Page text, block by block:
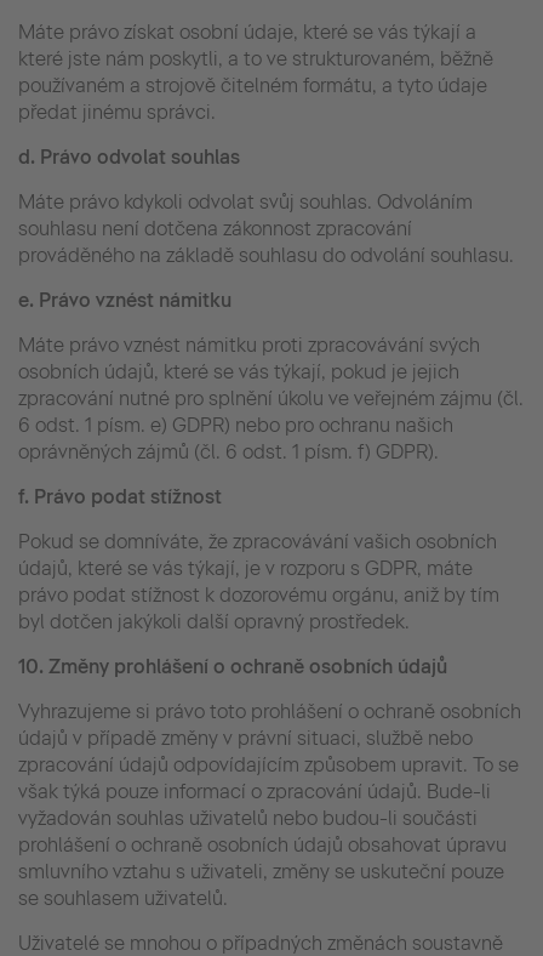
Máte právo získat osobní údaje, které se vás týkají a
které jste nám poskytli, a to ve strukturovaném, běžně
používaném a strojově čitelném formátu, a tyto údaje
předat jinému správci.
d. Právo odvolat souhlas
Máte právo kdykoli odvolat svůj souhlas. Odvoláním
souhlasu není dotčena zákonnost zpracování
prováděného na základě souhlasu do odvolání souhlasu.
e. Právo vznést námitku
Máte právo vznést námitku proti zpracovávání svých
osobních údajů, které se vás týkají, pokud je jejich
zpracování nutné pro splnění úkolu ve veřejném zájmu (čl.
6 odst. 1 písm. e) GDPR) nebo pro ochranu našich
oprávněných zájmů (čl. 6 odst. 1 písm. f) GDPR).
f. Právo podat stížnost
Pokud se domníváte, že zpracovávání vašich osobních
údajů, které se vás týkají, je v rozporu s GDPR, máte
právo podat stížnost k dozorovému orgánu, aniž by tím
byl dotčen jakýkoli další opravný prostředek.
10. Změny prohlášení o ochraně osobních údajů
Vyhrazujeme si právo toto prohlášení o ochraně osobních
údajů v případě změny v právní situaci, službě nebo
zpracování údajů odpovídajícím způsobem upravit. To se
však týká pouze informací o zpracování údajů. Bude-li
vyžadován souhlas uživatelů nebo budou-li součásti
prohlášení o ochraně osobních údajů obsahovat úpravu
smluvního vztahu s uživateli, změny se uskuteční pouze
se souhlasem uživatelů.
Uživatelé se mnohou o případných změnách soustavně